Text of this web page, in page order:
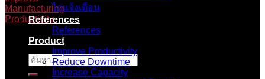
ค้นหา:
ไก่แจ้งเตือน
References
References
Product
Improve Productivity
Reduce Downtime
Increase Capacity